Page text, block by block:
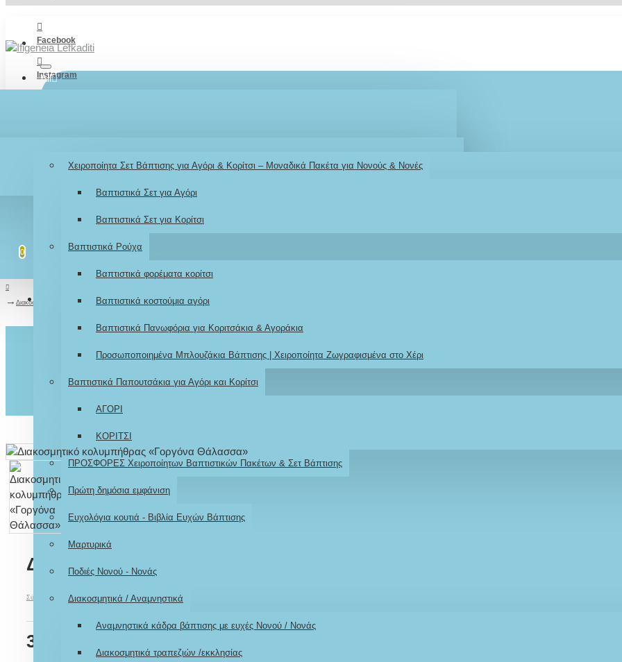
Facebook
Instagram
All
Λίστα επιθυμιώνΕπεξεργασία Λίστας
Σύγκριση Προϊόντων
Χειροποίητα Σετ Βάπτισης για Αγόρι & Κορίτσι – Μοναδικά Πακέτα για Νονούς & Νονές
Βαπτιστικά Σετ για Αγόρι
Βαπτιστικά Σετ για Κορίτσι
Βαπτιστικά Ρούχα
Βαπτιστικά φορέματα κορίτσι
Βαπτιστικά κοστούμια αγόρι
Βαπτιστικά Πανωφόρια για Κοριτσάκια & Αγοράκια
Προσωποποιημένα Μπλουζάκια Βάπτισης | Χειροποίητα Ζωγραφισμένα στο Χέρι
Βαπτιστικά Παπουτσάκια για Αγόρι και Κορίτσι
ΑΓΟΡΙ
ΚΟΡΙΤΣΙ
ΠΡΟΣΦΟΡΕΣ Χειροποίητων Βαπτιστικών Πακέτων & Σετ Βάπτισης
Πρώτη δημόσια εμφάνιση
Ευχολόγια κουτιά - Βιβλία Ευχών Βάπτισης
Μαρτυρικά
Ποδιές Νονού - Νονάς
Διακοσμητικά / Αναμνηστικά
Αναμνηστικά κάδρα βάπτισης με ευχές Νονού / Νονάς
Διακοσμητικά τραπεζιών /εκκλησίας
REGISTER
0
Διακοσμητικό κολυμπήθρας «Γοργόνα Θάλασσα»
Για το προϊόν
Διακοσμητικό κολυμπήθρας «Γοργόνα Θάλασσα»
Σύμφωνα με 0 αξιολογήσεις. - Γράψτε μια αξιολόγηση
39,00€